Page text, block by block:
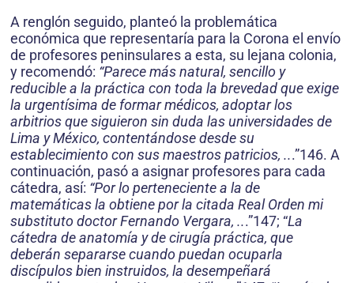
A renglón seguido, planteó la problemática
económica que representaría para la Corona el envío
de profesores peninsulares a esta, su lejana colonia,
y recomendó: “Parece más natural, sencillo y
reducible a la práctica con toda la brevedad que exige
la urgentísima de formar médicos, adoptar los
arbitrios que siguieron sin duda las universidades de
Lima y México, contentándose desde su
establecimiento con sus maestros patricios, ...”146. A
continuación, pasó a asignar profesores para cada
cátedra, así: “Por lo perteneciente a la de
matemáticas la obtiene por la citada Real Orden mi
substituto doctor Fernando Vergara, ...”147; “La
cátedra de anatomía y de cirugía práctica, que
deberán separarse cuando puedan ocuparla
discípulos bien instruidos, la desempeñará